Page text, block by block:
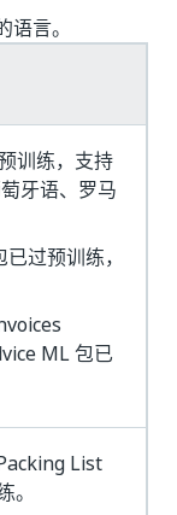
言。
训练，支持
牙语、罗马
过预训练，
ML 包已
List